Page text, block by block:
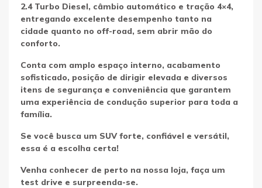
2.4 Turbo Diesel, câmbio automático e tração 4×4,
entregando excelente desempenho tanto na
cidade quanto no off-road, sem abrir mão do
conforto.
Conta com amplo espaço interno, acabamento
sofisticado, posição de dirigir elevada e diversos
itens de segurança e conveniência que garantem
uma experiência de condução superior para toda a
família.
Se você busca um SUV forte, confiável e versátil,
essa é a escolha certa!
Venha conhecer de perto na nossa loja, faça um
test drive e surpreenda-se.